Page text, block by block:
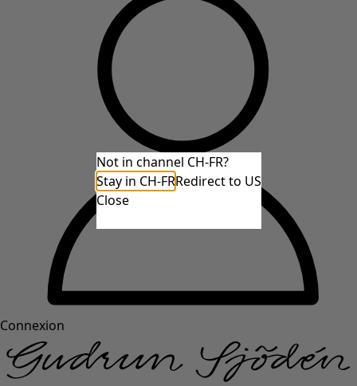
Connexion
Not in channel CH-FR?
Stay in CH-FRRedirect to US
Close